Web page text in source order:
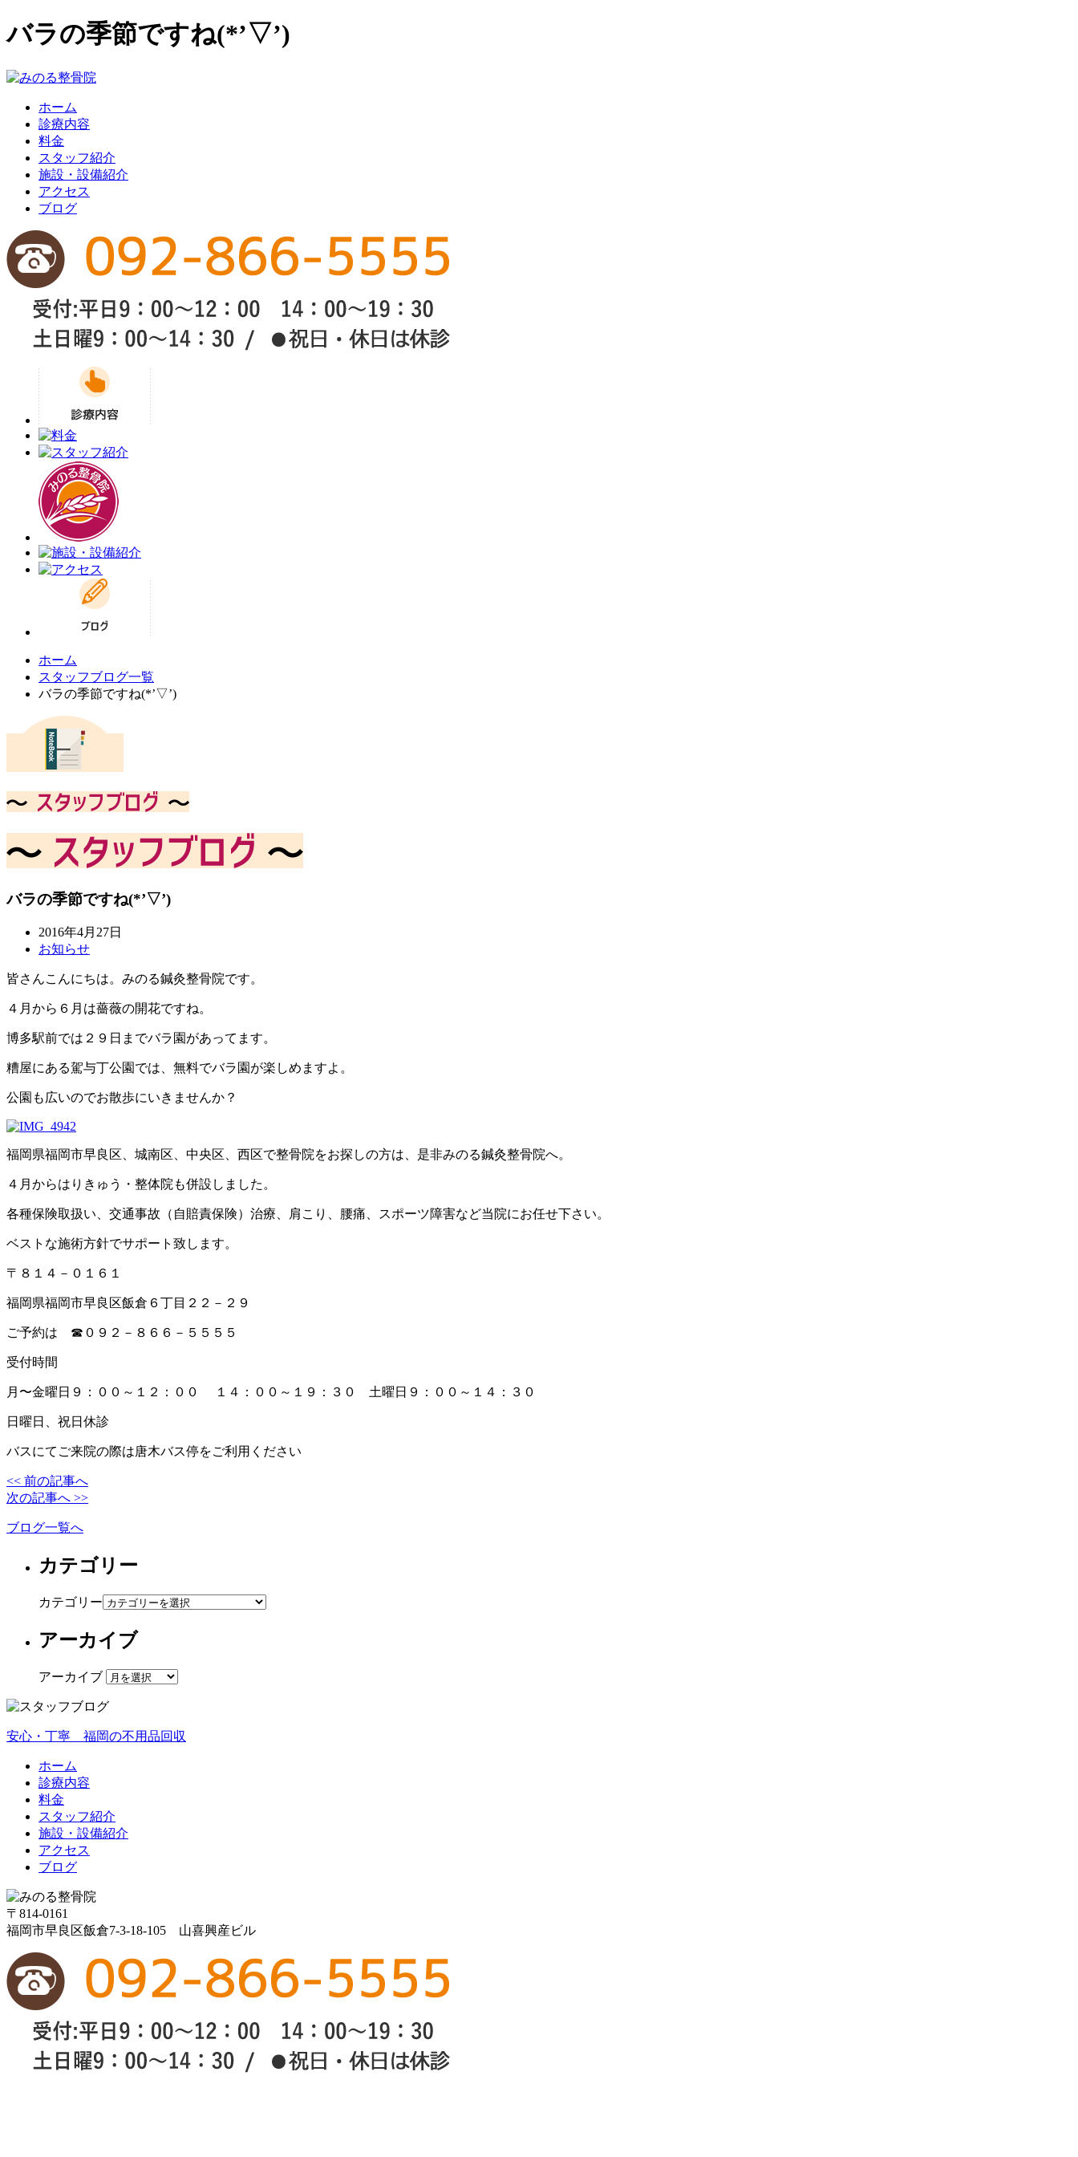
バラの季節ですね(*’▽’)
ホーム
診療内容
料金
スタッフ紹介
施設・設備紹介
アクセス
ブログ
ホーム
スタッフブログ一覧
バラの季節ですね(*’▽’)
バラの季節ですね(*’▽’)
2016年4月27日
お知らせ
皆さんこんにちは。みのる鍼灸整骨院です。
４月から６月は薔薇の開花ですね。
博多駅前では２９日までバラ園があってます。
糟屋にある駕与丁公園では、無料でバラ園が楽しめますよ。
公園も広いのでお散歩にいきませんか？
福岡県福岡市早良区、城南区、中央区、西区で整骨院をお探しの方は、是非みのる鍼灸整骨院へ。
４月からはりきゅう・整体院も併設しました。
各種保険取扱い、交通事故（自賠責保険）治療、肩こり、腰痛、スポーツ障害など当院にお任せ下さい。
ベストな施術方針でサポート致します。
〒８１４－０１６１
福岡県福岡市早良区飯倉６丁目２２－２９
ご予約は ☎０９２－８６６－５５５５
受付時間
月〜金曜日９：００～１２：００ １４：００～１９：３０ 土曜日９：００～１４：３０
日曜日、祝日休診
バスにてご来院の際は唐木バス停をご利用ください
<< 前の記事へ
次の記事へ >>
ブログ一覧へ
カテゴリー
カテゴリー
アーカイブ
アーカイブ
安心・丁寧 福岡の不用品回収
ホーム
診療内容
料金
スタッフ紹介
施設・設備紹介
アクセス
ブログ
〒814-0161
福岡市早良区飯倉7-3-18-105 山喜興産ビル